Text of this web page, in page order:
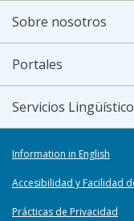
Sobre nosotros
Portales
Servicios
Information in English
Accesibilidad y Facilidad
Prácticas de Privacidad